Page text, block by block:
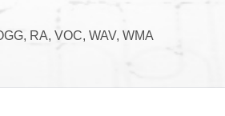
RA, VOC, WAV, WMA